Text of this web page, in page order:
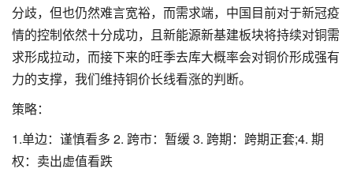
分歧，但也仍然难言宽裕，而需求端，中国目前对于新冠疫
情的控制依然十分成功，且新能源新基建板块将持续对铜需
求形成拉动，而接下来的旺季去库大概率会对铜价形成强有
力的支撑，我们维持铜价长线看涨的判断。
策略：
1.单边：谨慎看多 2. 跨市：暂缓 3. 跨期：跨期正套;4. 期
权：卖出虚值看跌